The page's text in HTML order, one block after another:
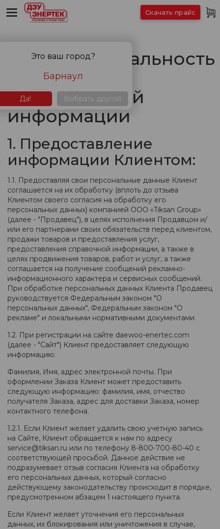
Конфиденциальность
и обработка
персональной
информации
1. Предоставление
информации Клиентом:
1.1. Предоставляя свои персональные данные Клиент
соглашается на их обработку (вплоть до отзыва
Клиентом своего согласия на обработку его
персональных данных) компанией ООО «Tiksan Group»
(далее - "Продавец"), в целях исполнения Продавцом и/
или его партнерами своих обязательств перед клиентом,
продажи товаров и предоставления услуг,
предоставления справочной информации, а также в
целях продвижения товаров, работ и услуг, а также
соглашается на получение сообщений рекламно-
информационного характера и сервисных сообщений.
При обработке персональных данных Клиента Продавец
руководствуется Федеральным законом "О
персональных данных", Федеральным законом "О
рекламе" и локальными нормативными документами.
1.2. При регистрации на сайте daewoo-enertec.com
(далее - "Сайт") Клиент предоставляет следующую
информацию:
Фамилия, Имя, адрес электронной почты. При
оформлении Заказа Клиент может предоставить
следующую информацию: фамилия, имя, отчество
получателя Заказа, адрес для доставки Заказа, номер
контактного телефона.
1.2.1. Если Клиент желает удалить свою учетную запись
на Сайте, Клиент обращается к нам по адресу
service@tiksan.ru или по телефону 8-800-700-80-40 с
соответствующей просьбой. Данное действие не
подразумевает отзыв согласия Клиента на обработку
его персональных данных, который согласно
действующему законодательству происходит в порядке,
предусмотренном абзацем 1 настоящего пункта.
Если Клиент желает уточнения его персональных
данных, их блокирования или уничтожения в случае,
Скачать прайс
Это ваш город?
Барнаул
Да! Выбрать другой